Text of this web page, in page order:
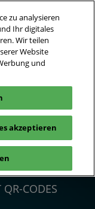
Aussteller
anfragen
CODES
zu analysieren
Ihr digitales
Wir teilen
Website
und
akzeptieren